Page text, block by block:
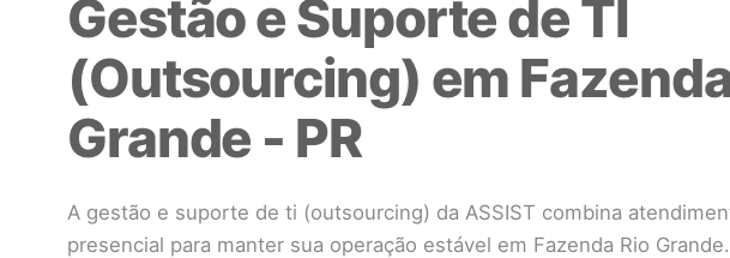
Gestão e Suporte de TI
(Outsourcing) em
Grande - PR
A gestão e suporte de ti (outsourcing) da ASSIST combina
presencial para manter sua operação estável em Fazenda Rio Grande.